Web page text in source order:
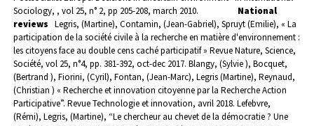
Sociology, , vol 25, n° 2, pp 205-208, march 2010.
National
reviews Legris, (Martine), Contamin, (Jean-Gabriel), Spruyt (Emilie), « La
participation de la société civile à la recherche en matière d'environnement :
les citoyens face au double cens caché participatif » Revue Nature, Science,
Société, vol 25, n°4, pp. 381-392, oct-dec 2017. Blangy, (Sylvie ), Bocquet,
(Bertrand ), Fiorini, (Cyril), Fontan, (Jean-Marc), Legris (Martine), Reynaud,
(Christian ) « Recherche et innovation citoyenne par la Recherche Action
Participative”. Revue Technologie et innovation, avril 2018. Lefebvre,
(Rémi), Legris, (Martine), “Le chercheur au chevet de la démocratie ? Une